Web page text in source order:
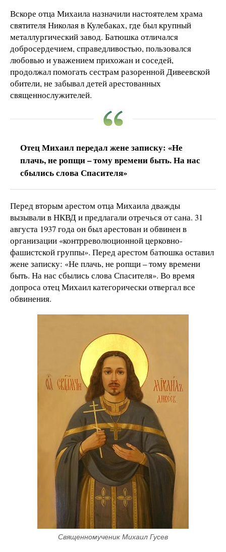
Вскоре отца Михаила назначили настоятелем храма
святителя Николая в Кулебаках, где был крупный
металлургический завод. Батюшка отличался
добросердечием, справедливостью, пользовался
любовью и уважением прихожан и соседей,
продолжал помогать сестрам разоренной Дивеевской
обители, не забывал детей арестованных
священнослужителей.
Отец Михаил передал жене записку: «Не
плачь, не ропщи – тому времени быть. На нас
сбылись слова Спасителя»
Перед вторым арестом отца Михаила дважды
вызывали в НКВД и предлагали отречься от сана. 31
августа 1937 года он был арестован и обвинен в
организации «контрреволюционной церковно-
фашистской группы». Перед арестом батюшка оставил
жене записку: «Не плачь, не ропщи – тому времени
быть. На нас сбылись слова Спасителя». Во время
допроса отец Михаил категорически отвергал все
обвинения.
Священномученик Михаил Гусев